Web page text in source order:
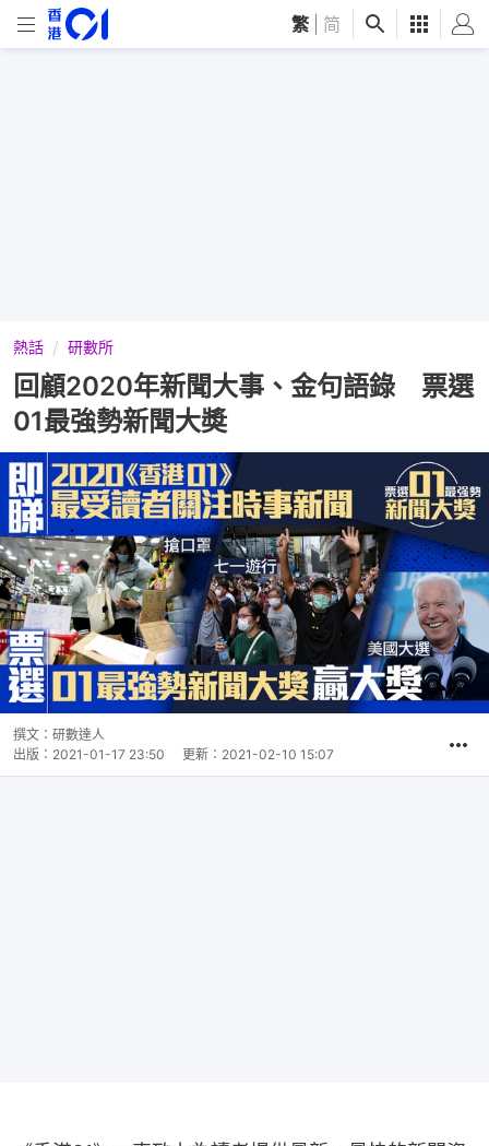
繁 简
熱話 研數所
回顧2020年新聞大事、金句語錄 票選
01最強勢新聞大奬
撰文： 研數達人
出版： 2021-01-17 23:50 更新： 2021-02-10 15:07